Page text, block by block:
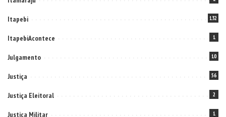
Itapebi 132
ItapebiAcontece 1
Julgamento 10
Justiça 56
Justiça Eleitoral 2
Justiça Militar 1